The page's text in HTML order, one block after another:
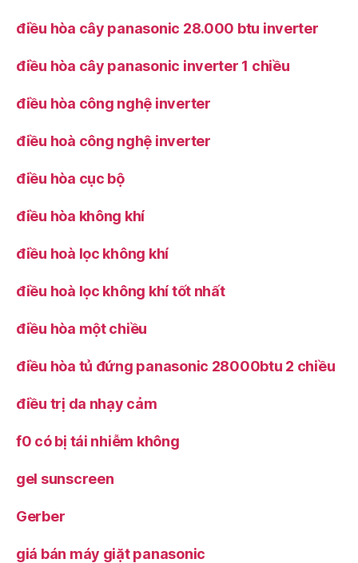
điều hòa cây panasonic 28.000 btu inverter
điều hòa cây panasonic inverter 1 chiều
điều hòa công nghệ inverter
điều hoà công nghệ inverter
điều hòa cục bộ
điều hòa không khí
điều hoà lọc không khí
điều hoà lọc không khí tốt nhất
điều hòa một chiều
điều hòa tủ đứng panasonic 28000btu 2 chiều
điều trị da nhạy cảm
f0 có bị tái nhiễm không
gel sunscreen
Gerber
giá bán máy giặt panasonic